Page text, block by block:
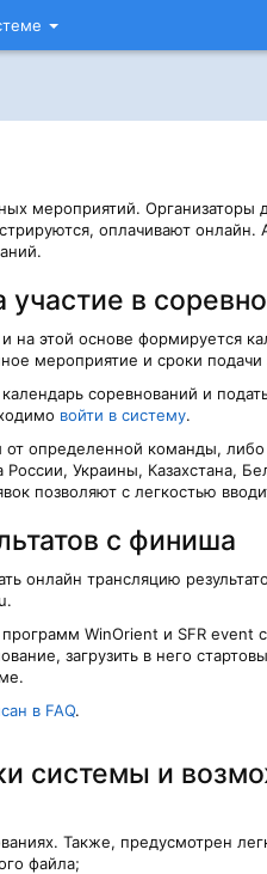
мероприятий.
оплачивают
в
на этой основе формируется
мероприятие и сроки подачи
соревнований и
войти в систему.
от определенной команды,
Украины, Казахстана,
позволяют с легкостью
c финиша
онлайн трансляцию
WinOrient и SFR event
загрузить в него
в FAQ.
системы и
Также, предусмотрен
файла;